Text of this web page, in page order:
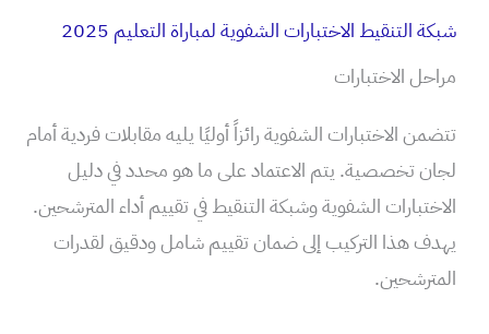
شبكة التنقيط الاختبارات الشفوية لمباراة التعليم 2025
مراحل الاختبارات
تتضمن الاختبارات الشفوية رائزاً أوليًا يليه مقابلات فردية أمام
لجان تخصصية. يتم الاعتماد على ما هو محدد في دليل
الاختبارات الشفوية وشبكة التنقيط في تقييم أداء المترشحين.
يهدف هذا التركيب إلى ضمان تقييم شامل ودقيق لقدرات
المترشحين.